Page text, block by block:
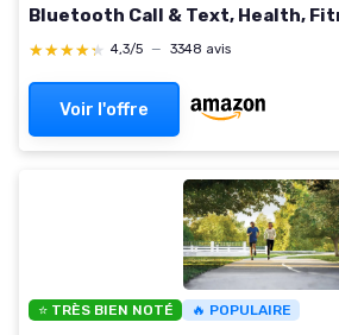
Bluetooth Call & Text, Health,
Tracker, 140+ Workout Modes, 5
★★★★★
★★★★★ 4,3/5 — 3348 avis
Voir l'offre
⭐ TRÈS BIEN NOTÉ 🔥 POPULAIRE